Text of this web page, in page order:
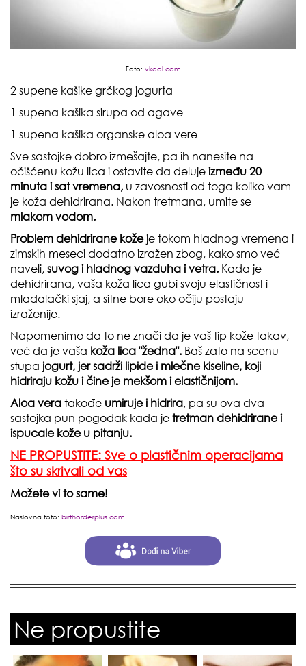
Foto: vkool.com
2 supene kašike grčkog jogurta
1 supena kašika sirupa od agave
1 supena kašika organske aloa vere
Sve sastojke dobro izmešajte, pa ih nanesite na
očišćenu kožu lica i ostavite da deluje između 20
minuta i sat vremena, u zavosnosti od toga koliko vam
je koža dehidrirana. Nakon tretmana, umite se
mlakom vodom.
Problem dehidrirane kožeje tokom hladnog vremena i
zimskih meseci dodatno izražen zbog, kako smo već
naveli, suvog i hladnog vazduha i vetra. Kada je
dehidrirana, vaša koža lica gubi svoju elastičnost i
mladalački sjaj, a sitne bore oko očiju postaju
izraženije.
Napomenimo da to ne znači da je vaš tip kože takav,
već da je vaša koža lica "žedna". Baš zato na scenu
stupa jogurt, jer sadrži lipide i mlečne kiseline, koji
hidriraju kožu i čine je mekšom i elastičnijom.
Aloa vera takođe umiruje i hidrira, pa su ova dva
sastojka pun pogodak kada je tretman dehidrirane i
ispucale kože u pitanju.
NE PROPUSTITE: Sve o plastičnim operacijama
što su skrivali od vas
Možete vi to same!
Naslovna foto: birthorderplus.com
Ne propustite